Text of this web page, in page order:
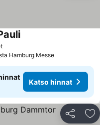
Katso hinnat
Katso hinnat
Hamburg Messe
Katso hinnat
Jaa